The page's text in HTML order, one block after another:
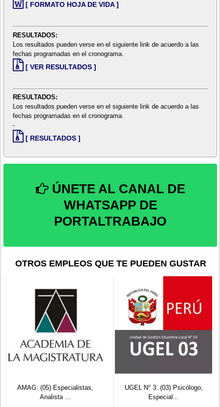
[ FORMATO HOJA DE VIDA ]
RESULTADOS:
Los resultados pueden verse en el siguiente link de acuerdo a las
fechas programadas en el cronograma.
[ VER RESULTADOS ]
RESULTADOS:
Los resultados pueden verse en el siguiente link de acuerdo a las
fechas programadas en el cronograma.
-
[ RESULTADOS ]
ÚNETE AL CANAL DE
WHATSAPP DE
PORTALTRABAJO
OTROS EMPLEOS QUE TE PUEDEN GUSTAR
AMAG: (05) Especialistas,
Analista ...
UGEL N° 3: (03) Psicólogo,
Especial...